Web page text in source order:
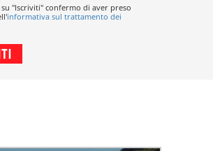
su "Iscriviti" confermo di aver preso
informativa sul trattamento dei